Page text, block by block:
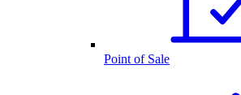
Point of Sale